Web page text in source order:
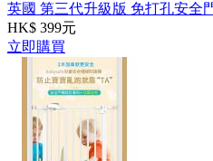
英國 第三代升級版 免打孔安全
HK$ 399元
立即購買